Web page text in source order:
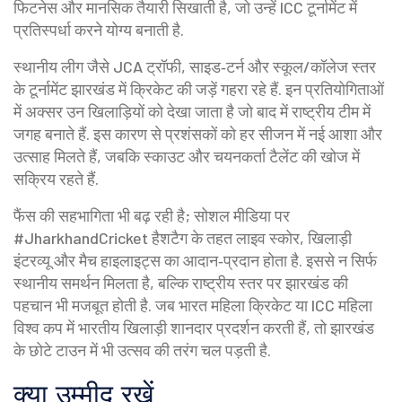
फिटनेस और मानसिक तैयारी सिखाती है, जो उन्हें ICC टूर्नामेंट में
प्रतिस्पर्धा करने योग्य बनाती है.
स्थानीय लीग जैसे JCA ट्रॉफी, साइड‑टर्न और स्कूल/कॉलेज स्तर
के टूर्नामेंट झारखंड में क्रिकेट की जड़ें गहरा रहे हैं. इन प्रतियोगिताओं
में अक्सर उन खिलाड़ियों को देखा जाता है जो बाद में राष्ट्रीय टीम में
जगह बनाते हैं. इस कारण से प्रशंसकों को हर सीजन में नई आशा और
उत्साह मिलते हैं, जबकि स्काउट और चयनकर्ता टैलेंट की खोज में
सक्रिय रहते हैं.
फैंस की सहभागिता भी बढ़ रही है; सोशल मीडिया पर
#JharkhandCricket हैशटैग के तहत लाइव स्कोर, खिलाड़ी
इंटरव्यू और मैच हाइलाइट्स का आदान‑प्रदान होता है. इससे न सिर्फ
स्थानीय समर्थन मिलता है, बल्कि राष्ट्रीय स्तर पर झारखंड की
पहचान भी मजबूत होती है. जब भारत महिला क्रिकेट या ICC महिला
विश्व कप में भारतीय खिलाड़ी शानदार प्रदर्शन करती हैं, तो झारखंड
के छोटे टाउन में भी उत्सव की तरंग चल पड़ती है.
क्या उम्मीद रखें